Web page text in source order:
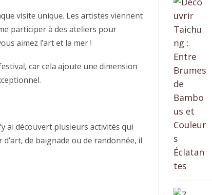
visite unique. Les artistes viennent
participer à des ateliers pour
aimez l’art et la mer !
car cela ajoute une dimension
ai découvert plusieurs activités qui
de baignade ou de randonnée, il